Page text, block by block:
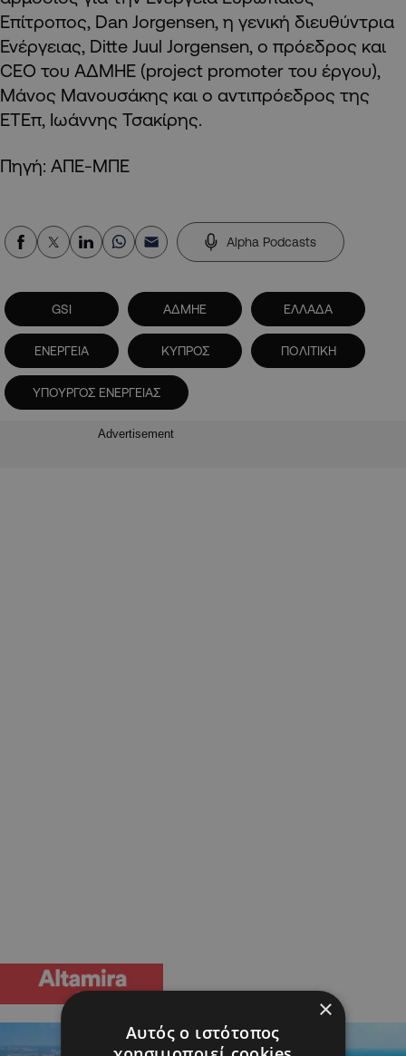
Επίτροπος, Dan Jorgensen, η γενική διευθύντρια
Ενέργειας, Ditte Juul Jorgensen, o πρόεδρος και
CEO του ΑΔΜΗΕ (project promoter του έργου),
Μάνος Μανουσάκης και ο αντιπρόεδρος της
ΕΤΕπ, Ιωάννης Τσακίρης.
Πηγή: ΑΠΕ-ΜΠΕ
Alpha Podcasts
GSI ΑΔΜΗΕ ΕΛΛΑΔΑ
ΕΝΕΡΓΕΙΑ ΚΥΠΡΟΣ ΠΟΛΙΤΙΚΗ
ΥΠΟΥΡΓΟΣ ΕΝΕΡΓΕΙΑΣ
Advertisement
×
Αυτός ο ιστότοπος